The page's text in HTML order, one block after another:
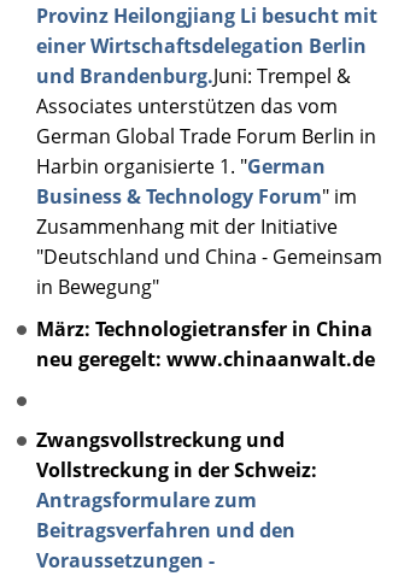
Provinz Heilongjiang Li besucht mit
einer Wirtschaftsdelegation Berlin
und Brandenburg.Juni: Trempel &
Associates unterstützen das vom
German Global Trade Forum Berlin in
Harbin organisierte 1. "German
Business & Technology Forum" im
Zusammenhang mit der Initiative
"Deutschland und China - Gemeinsam
in Bewegung"
März: Technologietransfer in China
neu geregelt: www.chinaanwalt.de
Zwangsvollstreckung und
Vollstreckung in der Schweiz:
Antragsformulare zum
Beitragsverfahren und den
Voraussetzungen -